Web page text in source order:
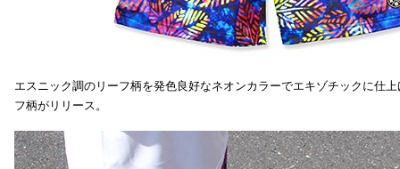
エスニック調のリーフ柄を発色良好なネオンカラーでエキゾチックに仕
フ柄がリリース。